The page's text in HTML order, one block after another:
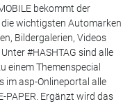
bekommt der
wichtigsten Automarken
Bildergalerien, Videos
#HASHTAG sind alle
einem Themenspecial
im asp-Onlineportal alle
Ergänzt wird das